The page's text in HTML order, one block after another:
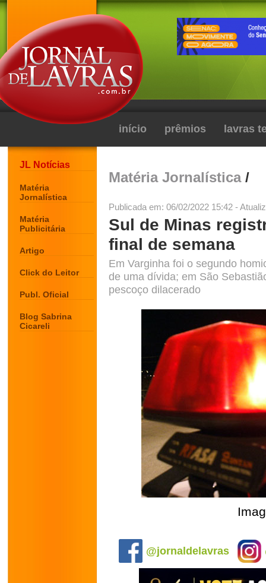
início prêmios lavras
JL Notícias
Matéria
Jornalística
Matéria
Publicitária
Artigo
Click do Leitor
Publ. Oficial
Blog Sabrina
Cicareli
Matéria Jornalística/
Publicada em: 06/02/2022 15:42 -
Sul de Minas
final de semana
Em Varginha foi o segundo
de uma dívida; em São
pescoço dilacerado
@jornaldelavras